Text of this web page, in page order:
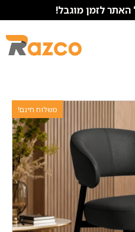
לזמן מוגבל!
משלוח חינם!